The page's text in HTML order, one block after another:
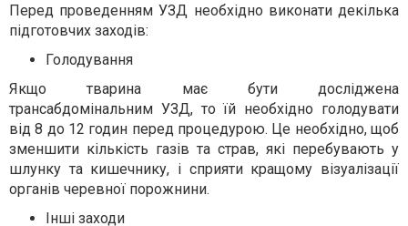
Перед проведенням УЗД необхідно виконати декілька
підготовчих заходів:
Голодування
Якщо тварина має бути досліджена
трансабдомінальним УЗД, то їй необхідно голодувати
від 8 до 12 годин перед процедурою. Це необхідно, щоб
зменшити кількість газів та страв, які перебувають у
шлунку та кишечнику, і сприяти кращому візуалізації
органів черевної порожнини.
Інші заходи